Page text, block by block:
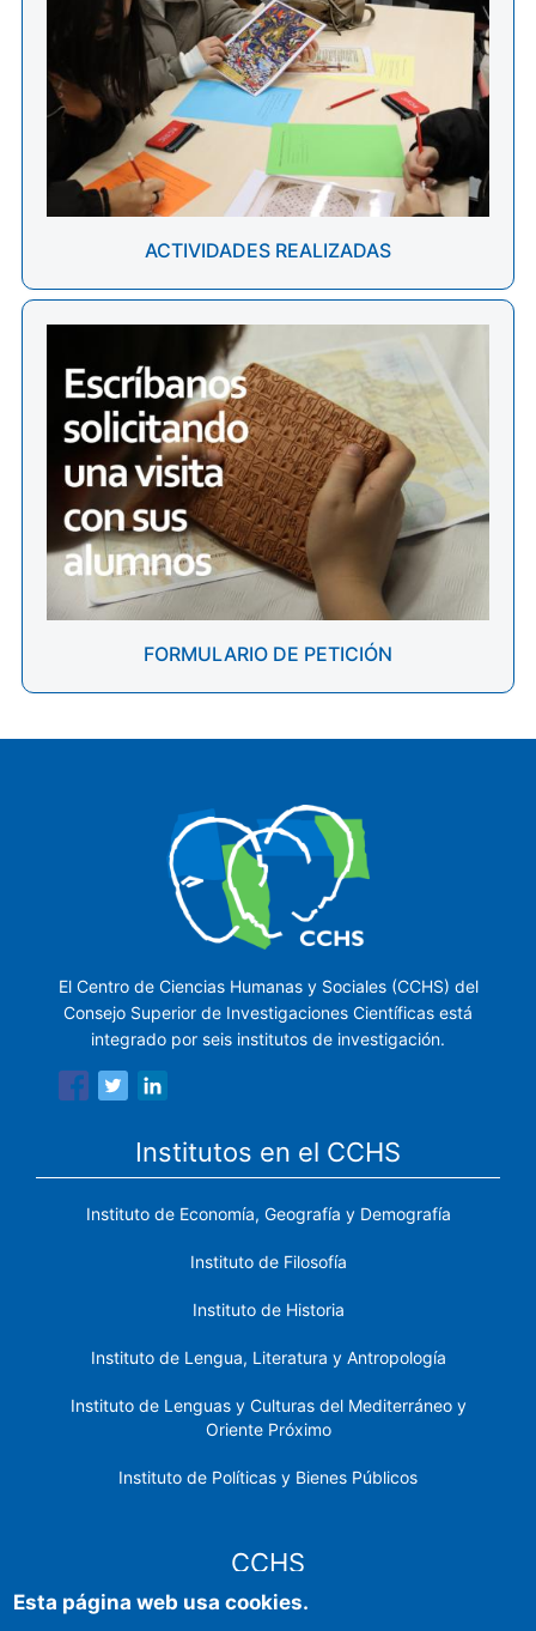
ACTIVIDADES REALIZADAS
FORMULARIO DE PETICIÓN
El Centro de Ciencias Humanas y Sociales (CCHS) del
Consejo Superior de Investigaciones Científicas está
integrado por seis institutos de investigación.
Institutos en el CCHS
Instituto de Economía, Geografía y Demografía
Instituto de Filosofía
Instituto de Historia
Instituto de Lengua, Literatura y Antropología
Instituto de Lenguas y Culturas del Mediterráneo y
Oriente Próximo
Instituto de Políticas y Bienes Públicos
CCHS
Esta página web usa cookies.